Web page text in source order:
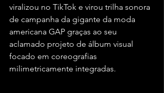
viralizou no TikTok e virou trilha sonora
de campanha da gigante da moda
americana GAP graças ao seu
aclamado projeto de álbum visual
focado em coreografias
milimetricamente integradas.